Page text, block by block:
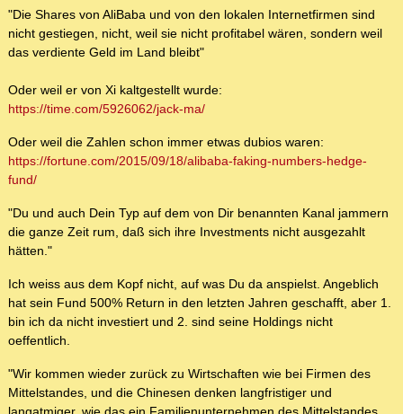
"Die Shares von AliBaba und von den lokalen Internetfirmen sind
nicht gestiegen, nicht, weil sie nicht profitabel wären, sondern weil
das verdiente Geld im Land bleibt"
Oder weil er von Xi kaltgestellt wurde:
https://time.com/5926062/jack-ma/
Oder weil die Zahlen schon immer etwas dubios waren:
https://fortune.com/2015/09/18/alibaba-faking-numbers-hedge-
fund/
"Du und auch Dein Typ auf dem von Dir benannten Kanal jammern
die ganze Zeit rum, daß sich ihre Investments nicht ausgezahlt
hätten."
Ich weiss aus dem Kopf nicht, auf was Du da anspielst. Angeblich
hat sein Fund 500% Return in den letzten Jahren geschafft, aber 1.
bin ich da nicht investiert und 2. sind seine Holdings nicht
oeffentlich.
"Wir kommen wieder zurück zu Wirtschaften wie bei Firmen des
Mittelstandes, und die Chinesen denken langfristiger und